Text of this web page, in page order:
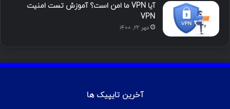
آیا VPN ما امن است؟ آموزش تست امنیت
VPN
مهر ۲۲, ۱۴۰۰
آخرین تایپیک ها